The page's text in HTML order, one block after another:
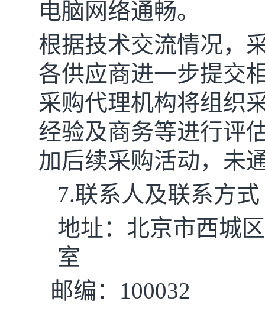
电脑网络通畅。
根据技术交流情况，
各供应商进一步提交
采购代理机构将组织
经验及商务等进行评
加后续采购活动，未
7.联系人及联系方式
地址： 北京市西城
室
邮编：100032